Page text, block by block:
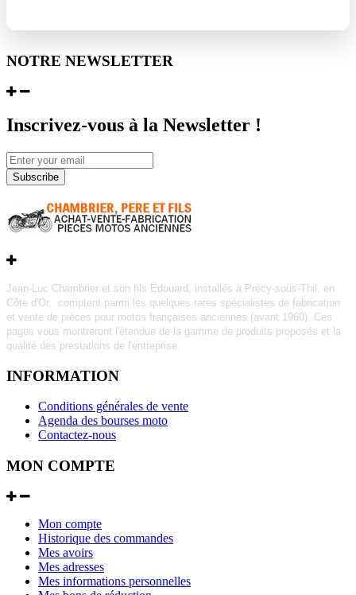
NOTRE NEWSLETTER
Inscrivez-vous à la Newsletter !
Subscribe
Jean-Luc Chambrier et son fils Édouard, installés à Précy-sous-Thil, en
Côte d'Or, comptent parmi les quelques rares spécialistes de fabrication
et vente de pièces pour motos françaises anciennes (avant 1960). Ces
pages vous montreront l'étendue de la gamme de produits proposés et la
qualité des prestations de l'entreprise.
INFORMATION
Conditions générales de vente
Agenda des bourses moto
Contactez-nous
MON COMPTE
Mon compte
Historique des commandes
Mes avoirs
Mes adresses
Mes informations personnelles